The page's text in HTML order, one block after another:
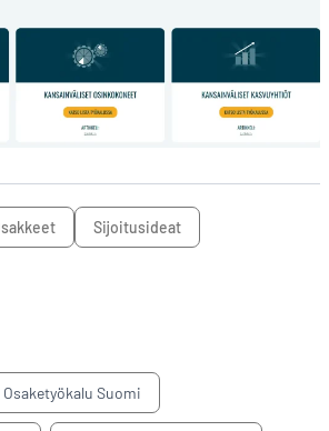
osakkeet sijoitusideat
Osaketyökalu Suomi